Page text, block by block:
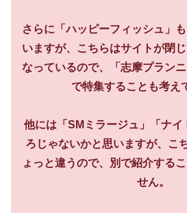
さらに「ハッピーフィッシュ」
いますが、こちらはサイトが閉
なっているので、「志摩プラン
で特集することも考え
他には「SMミラージュ」「ナ
ろじゃないかと思いますが、こ
ょっと違うので、別で紹介する
せん。